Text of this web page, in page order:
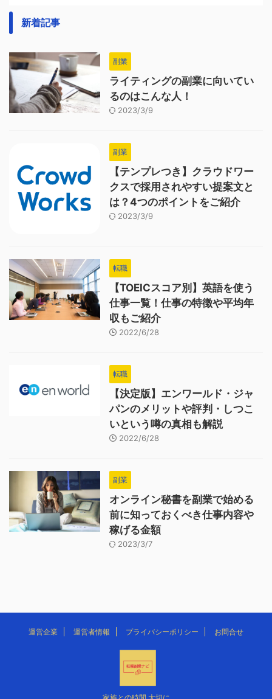
新着記事
副業
ライティングの副業に向いてい
るのはこんな人！
2023/3/9
副業
【テンプレつき】クラウドワー
クスで採用されやすい提案文と
は？4つのポイントをご紹介
2023/3/9
転職
【TOEICスコア別】英語を使う
仕事一覧！仕事の特徴や平均年
収もご紹介
2022/6/28
転職
【決定版】エンワールド・ジャ
パンのメリットや評判・しつこ
いという噂の真相も解説
2022/6/28
副業
オンライン秘書を副業で始める
前に知っておくべき仕事内容や
稼げる金額
2023/3/7
運営企業 運営者情報 プライバシーポリシー お問合せ